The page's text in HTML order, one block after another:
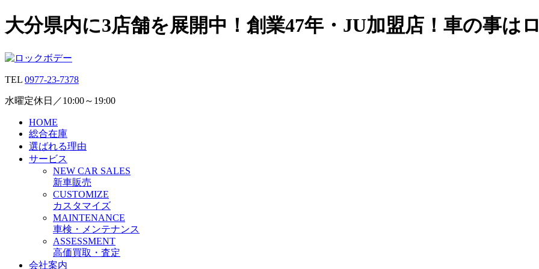
大分県内に3店舗を展開中！創業47年・JU加盟店！車の事は
TEL 0977-23-7378
水曜定休日／10:00～19:00
HOME
総合在庫
選ばれる理由
サービス
NEW CAR SALES
新車販売
CUSTOMIZE
カスタマイズ
MAINTENANCE
車検・メンテナンス
ASSESSMENT
高価買取・査定
会社案内